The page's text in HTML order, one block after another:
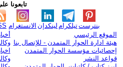
تابعونا
الانستغرام لينكدإن تيلكرامبنترست
الموقع الرئيسي
هيئة ادارة الحوار المتمدن - للإتصال بنا
إحصائيات مؤسسة الحوار المتمدن
قواعد النشر